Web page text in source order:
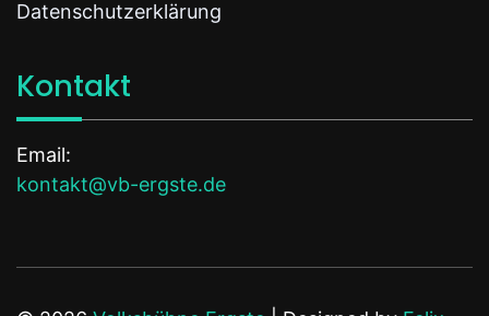
Datenschutzerklärung
Kontakt
Email:
kontakt@vb-ergste.de